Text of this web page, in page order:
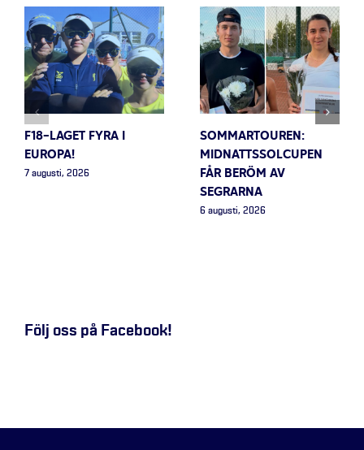
F18-LAGET FYRA I
EUROPA!
7 augusti, 2026
SOMMARTOUREN:
MIDNATTSSOLCUPEN
FÅR BERÖM AV
SEGRARNA
6 augusti, 2026
Följ oss på Facebook!